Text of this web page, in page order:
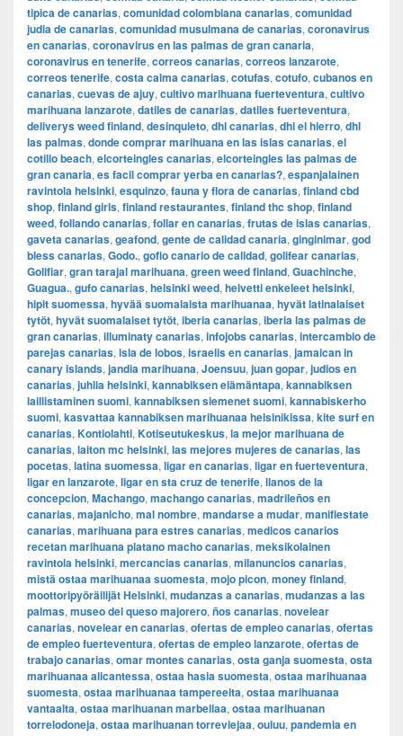
tipica de canarias, comunidad colombiana canarias, comunidad
judia de canarias, comunidad musulmana de canarias, coronavirus
en canarias, coronavirus en las palmas de gran canaria,
coronavirus en tenerife, correos canarias, correos lanzarote,
correos tenerife, costa calma canarias, cotufas, cotufo, cubanos en
canarias, cuevas de ajuy, cultivo marihuana fuerteventura, cultivo
marihuana lanzarote, datiles de canarias, datiles fuerteventura,
deliverys weed finland, desinquieto, dhl canarias, dhl el hierro, dhl
las palmas, donde comprar marihuana en las islas canarias, el
cotillo beach, elcorteingles canarias, elcorteingles las palmas de
gran canaria, es facil comprar yerba en canarias?, espanjalainen
ravintola helsinki, esquinzo, fauna y flora de canarias, finland cbd
shop, finland girls, finland restaurantes, finland thc shop, finland
weed, follando canarias, follar en canarias, frutas de islas canarias,
gaveta canarias, geafond, gente de calidad canaria, ginginimar, god
bless canarias, Godo., gofio canario de calidad, golifear canarias,
Golifiar, gran tarajal marihuana, green weed finland, Guachinche,
Guagua., gufo canarias, helsinki weed, helvetti enkeleet helsinki,
hipit suomessa, hyvää suomalaista marihuanaa, hyvät latinalaiset
tytöt, hyvät suomalaiset tytöt, iberia canarias, iberia las palmas de
gran canarias, illuminaty canarias, infojobs canarias, intercambio de
parejas canarias, isla de lobos, israelis en canarias, jamaican in
canary islands, jandia marihuana, Joensuu, juan gopar, judios en
canarias, juhlia helsinki, kannabiksen elämäntapa, kannabiksen
laillistaminen suomi, kannabiksen siemenet suomi, kannabiskerho
suomi, kasvattaa kannabiksen marihuanaa helsinikissa, kite surf en
canarias, Kontiolahti, Kotiseutukeskus, la mejor marihuana de
canarias, laiton mc helsinki, las mejores mujeres de canarias, las
pocetas, latina suomessa, ligar en canarias, ligar en fuerteventura,
ligar en lanzarote, ligar en sta cruz de tenerife, llanos de la
concepcion, Machango, machango canarias, madrileños en
canarias, majanicho, mal nombre, mandarse a mudar, manifiestate
canarias, marihuana para estres canarias, medicos canarios
recetan marihuana platano macho canarias, meksikolainen
ravintola helsinki, mercancias canarias, milanuncios canarias,
mistä ostaa marihuanaa suomesta, mojo picon, money finland,
moottoripyöräilijät Helsinki, mudanzas a canarias, mudanzas a las
palmas, museo del queso majorero, ños canarias, novelear
canarias, novelear en canarias, ofertas de empleo canarias, ofertas
de empleo fuerteventura, ofertas de empleo lanzarote, ofertas de
trabajo canarias, omar montes canarias, osta ganja suomesta, osta
marihuanaa alicantessa, ostaa hasia suomesta, ostaa marihuanaa
suomesta, ostaa marihuanaa tampereelta, ostaa marihuanaa
vantaalta, ostaa marihuanan marbellaa, ostaa marihuanan
torrelodoneja, ostaa marihuanan torreviejaa, ouluu, pandemia en